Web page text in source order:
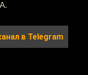
в Telegram